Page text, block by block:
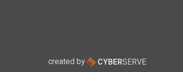
created by CYBERSERVE